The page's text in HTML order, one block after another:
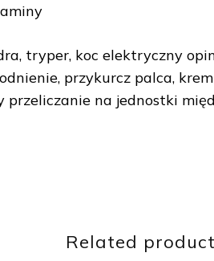
tryper, koc elektryczny
przykurcz palca,
przeliczanie na jednostki
Related